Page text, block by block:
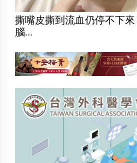
撕嘴皮撕到流血仍停不下
腦...